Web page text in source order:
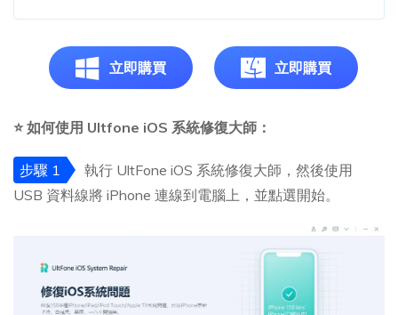
立即購買 立即購買
⭐ 如何使用 Ultfone iOS 系統修復大師：
步驟 1
執行 UltFone iOS 系統修復大師，然後使用
USB 資料線將 iPhone 連線到電腦上，並點選開始。